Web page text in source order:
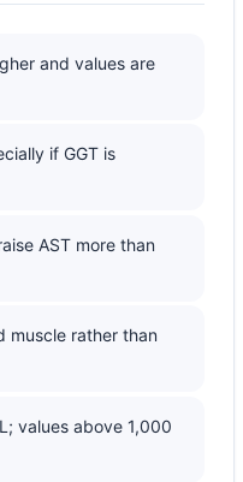
and values are
if GGT is
AST more than
muscle rather than
values above 1,000